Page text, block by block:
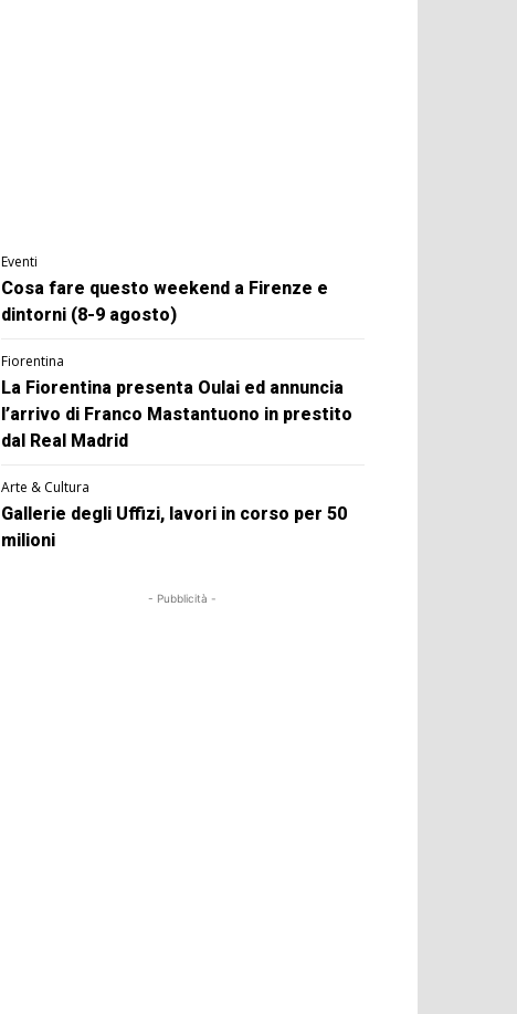
Eventi
Cosa fare questo weekend a Firenze e
dintorni (8-9 agosto)
Fiorentina
La Fiorentina presenta Oulai ed annuncia
l’arrivo di Franco Mastantuono in prestito
dal Real Madrid
Arte & Cultura
Gallerie degli Uffizi, lavori in corso per 50
milioni
- Pubblicità -